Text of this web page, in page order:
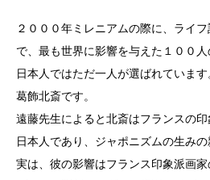
２０００年ミレニアムの際に、ライ
で、最も世界に影響を与えた１００人
日本人ではただ一人が選ばれています
葛飾北斎です。
遠藤先生によると北斎はフランスの
日本人であり、ジャポニズムの生みの
実は、彼の影響はフランス印象派画